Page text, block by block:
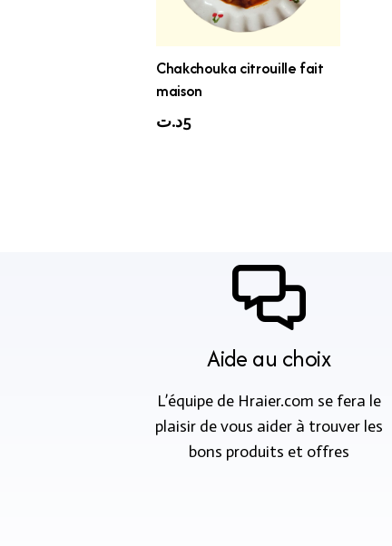
Chakchouka citrouille fait
maison
5د.ت
Aide au choix
L’équipe de Hraier.com se fera le
plaisir de vous aider à trouver les
bons produits et offres